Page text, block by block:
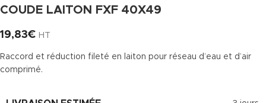
COUDE LAITON FXF 40X49
19,83€ HT
Raccord et réduction fileté en laiton pour réseau d’eau et d’air
comprimé.